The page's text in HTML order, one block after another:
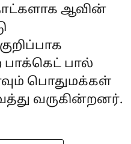
ஆவின்
பால்
பொதுமக்கள்
வருகின்றனர்.